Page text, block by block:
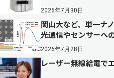
2026年7月30日
岡山大など、単一ナ
光通信やセンサーへ
2026年7月28日
レーザー無線給電で